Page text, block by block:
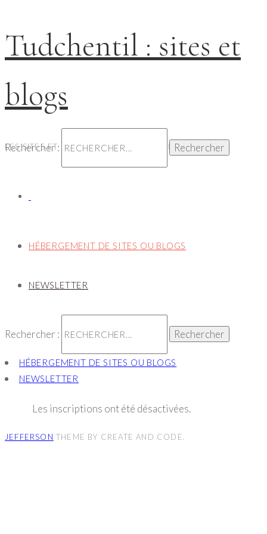
Tudchentil : sites et
blogs
LES SITES ET BLOGS HÉBERGÉS PAR TUDCHENTIL
Rechercher :
HÉBERGEMENT DE SITES OU BLOGS
NEWSLETTER
Rechercher :
HÉBERGEMENT DE SITES OU BLOGS
NEWSLETTER
Les inscriptions ont été désactivées.
JEFFERSON THEME BY CREATE AND CODE.